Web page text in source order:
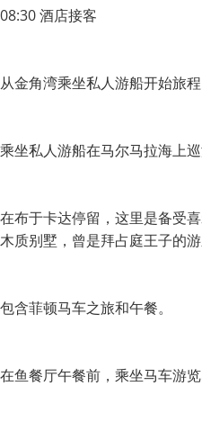
08:30 酒店接客
从金角湾乘坐私人游船开始旅程
乘坐私人游船在马尔马拉海上
在布于卡达停留，这里是备受
木质别墅，曾是拜占庭王子的游
包含菲顿马车之旅和午餐。
在鱼餐厅午餐前，乘坐马车游览